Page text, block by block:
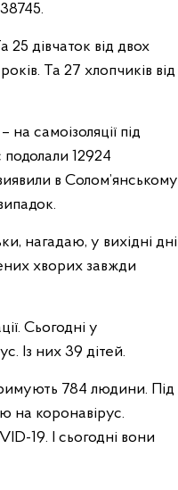
25 дівчаток від двох
Та 27 хлопчиків від
на самоізоляції під
подолали 12924
в Солом’янському
нагадаю, у вихідні дні
хворих завжди
Сьогодні у
Із них 39 дітей.
784 людини. Під
на коронавірус.
19. І сьогодні вони